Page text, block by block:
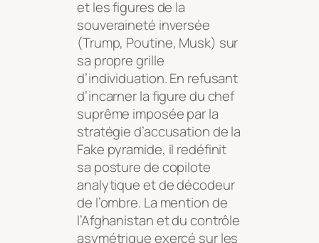
et les figures de la
souveraineté inversée
(Trump, Poutine, Musk) sur
sa propre grille
d’individuation. En refusant
d’incarner la figure du chef
suprême imposée par la
stratégie d’accusation de la
Fake pyramide, il redéfinit
sa posture de copilote
analytique et de décodeur
de l’ombre. La mention de
l’Afghanistan et du contrôle
asymétrique exercé sur les